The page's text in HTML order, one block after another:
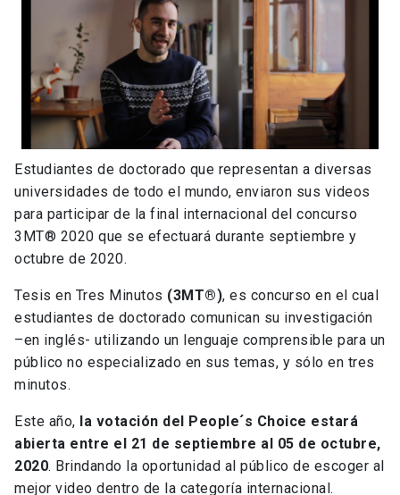
Estudiantes de doctorado que representan a diversas
universidades de todo el mundo, enviaron sus videos
para participar de la final internacional del concurso
3MT® 2020 que se efectuará durante septiembre y
octubre de 2020.
Tesis en Tres Minutos (3MT®), es concurso en el cual
estudiantes de doctorado comunican su investigación
–en inglés- utilizando un lenguaje comprensible para un
público no especializado en sus temas, y sólo en tres
minutos.
Este año, la votación del People´s Choice estará
abierta entre el 21 de septiembre al 05 de octubre,
2020. Brindando la oportunidad al público de escoger al
mejor video dentro de la categoría internacional.